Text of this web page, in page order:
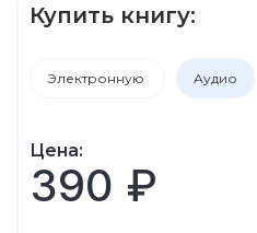
Купить книгу:
Электронную Аудио
Цена:
390 ₽